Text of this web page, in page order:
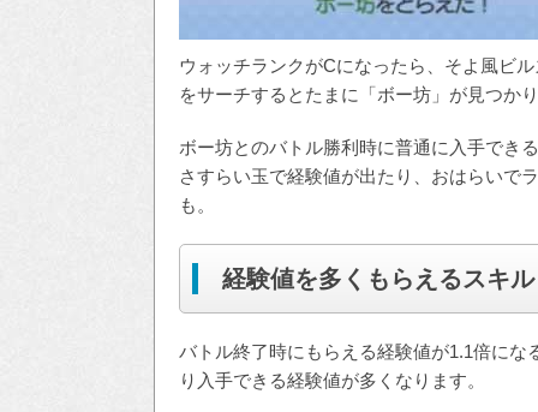
ウォッチランクがCになったら、そよ風ビ
をサーチするとたまに「ボー坊」が見つか
ボー坊とのバトル勝利時に普通に入手でき
さすらい玉で経験値が出たり、おはらいで
も。
経験値を多くもらえるスキ
バトル終了時にもらえる経験値が1.1倍に
り入手できる経験値が多くなります。